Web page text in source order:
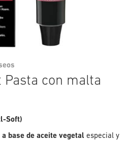
Pasta con malta
Soft)
base de aceite vegetal especial y
al
la
de